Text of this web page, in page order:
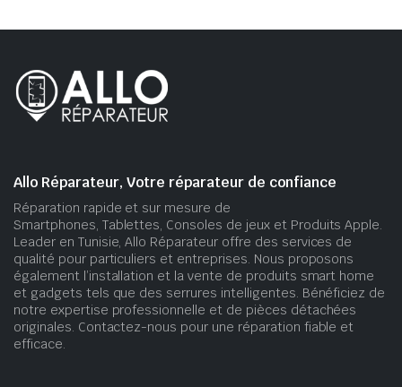
Allo Réparateur, Votre réparateur de confiance
Réparation rapide et sur mesure de
Smartphones, Tablettes, Consoles de jeux et Produits Apple.
Leader en Tunisie, Allo Réparateur offre des services de
qualité pour particuliers et entreprises. Nous proposons
également l’installation et la vente de produits smart home
et gadgets tels que des serrures intelligentes. Bénéficiez de
notre expertise professionnelle et de pièces détachées
originales. Contactez-nous pour une réparation fiable et
efficace.